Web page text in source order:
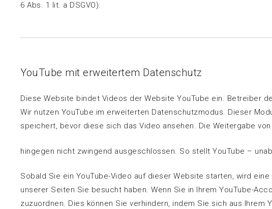
6 Abs. 1 lit. a DSGVO).
YouTube mit erweitertem Datenschutz
Diese Website bindet Videos der Website YouTube ein. Betreiber
Wir nutzen YouTube im erweiterten Datenschutzmodus. Dieser
speichert, bevor diese sich das Video ansehen. Die Weitergabe
hingegen nicht zwingend ausgeschlossen. So stellt YouTube –
Sobald Sie ein YouTube-Video auf dieser Website starten, wird
unserer Seiten Sie besucht haben. Wenn Sie in Ihrem YouTube-
zuzuordnen. Dies können Sie verhindern, indem Sie sich aus Ihrem